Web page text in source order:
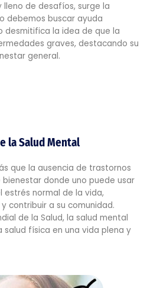
lleno de desafíos, surge la
debemos buscar ayuda
desmitifica la idea de que la
graves, destacando su
general.
la Salud Mental
que la ausencia de trastornos
donde uno puede usar
estrés normal de la vida,
contribuir a su comunidad.
de la Salud, la salud mental
física en una vida plena y